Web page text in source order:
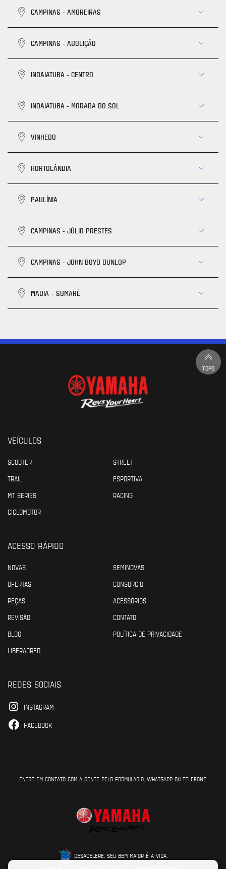
CAMPINAS - AMOREIRAS
CAMPINAS - ABOLIÇÃO
INDAIATUBA - CENTRO
INDAIATUBA - MORADA DO SOL
VINHEDO
HORTOLÂNDIA
PAULÍNIA
CAMPINAS - JÚLIO PRESTES
CAMPINAS - JOHN BOYD DUNLOP
MADIA – SUMARÉ
TOPO
VEÍCULOS
SCOOTER
STREET
TRAIL
ESPORTIVA
MT SERIES
RACING
CICLOMOTOR
ACESSO RÁPIDO
NOVAS
SEMINOVAS
OFERTAS
CONSÓRCIO
PEÇAS
ACESSÓRIOS
REVISÃO
CONTATO
BLOG
POLÍTICA DE PRIVACIDADE
LIBERACRED
REDES SOCIAIS
INSTAGRAM
FACEBOOK
ENTRE EM CONTATO COM A GENTE PELO FORMULÁRIO, WHATSAPP OU TELEFONE.
DESACELERE, SEU BEM MAIOR É A VIDA.